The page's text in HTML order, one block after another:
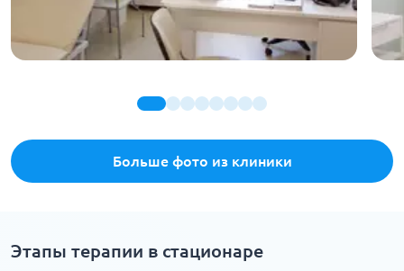
Больше фото из клиники
Этапы терапии в стационаре